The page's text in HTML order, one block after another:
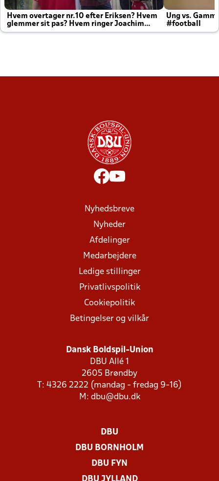
Hvem overtager nr.10 efter Eriksen? Hvem
glemmer sit pas? Hvem ringer Joachim
altid til efter kampe?
Ung vs.
#football
Nyhedsbreve
Nyheder
Afdelinger
Medarbejdere
Ledige stillinger
Privatlivspolitik
Cookiepolitik
Betingelser og vilkår
Dansk Boldspil-Union
DBU Allé 1
2605 Brøndby
T: 4326 2222 (mandag - fredag 9-16)
M: dbu@dbu.dk
DBU
DBU BORNHOLM
DBU FYN